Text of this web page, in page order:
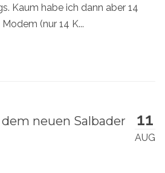
Kaum habe ich dann aber 14
(nur 14 K...
11
AUG
neuen Salbader